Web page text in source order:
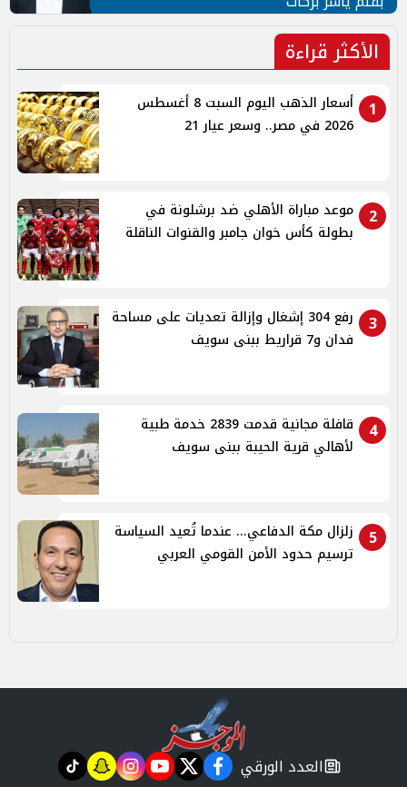
الأكثر قراءة
1
أسعار الذهب اليوم السبت 8 أغسطس
2026 في مصر.. وسعر عيار 21
2
موعد مباراة الأهلي ضد برشلونة في
بطولة كأس خوان جامبر والقنوات الناقلة
3
رفع 304 إشغال وإزالة تعديات على مساحة
فدان و7 قراريط ببنى سويف
4
قافلة مجانية قدمت 2839 خدمة طبية
لأهالي قرية الحيبة ببنى سويف
5
زلزال مكة الدفاعي... عندما تُعيد السياسة
ترسيم حدود الأمن القومي العربي
newspaper
العدد الورقي facebook
twitter
youtube
instagram
snapchat
tiktok